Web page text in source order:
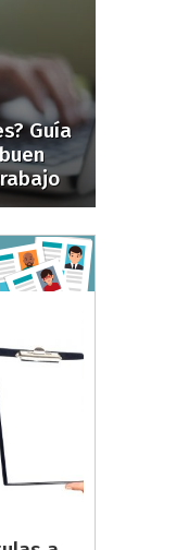
Guía